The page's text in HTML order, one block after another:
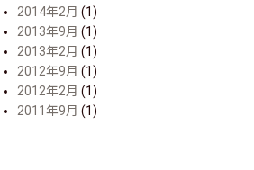
2014年2月 (1)
2013年9月 (1)
2013年2月 (1)
2012年9月 (1)
2012年2月 (1)
2011年9月 (1)